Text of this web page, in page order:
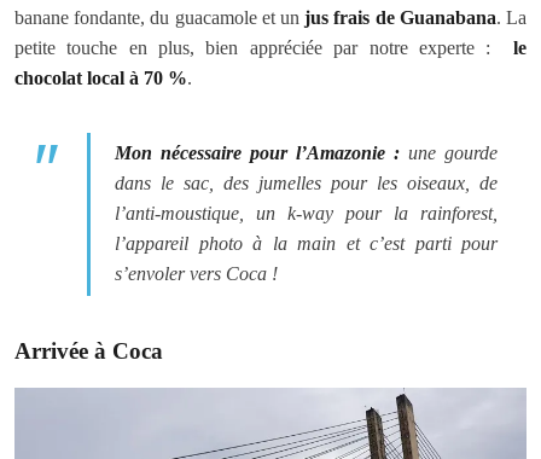
banane fondante, du guacamole et unjus frais de Guanabana. La
petite touche en plus, bien appréciée par notre experte : le
chocolat local à 70 %.
Mon nécessaire pour l’Amazonie : une gourde
dans le sac, des jumelles pour les oiseaux, de
l’anti-moustique, un k-way pour la rainforest,
l’appareil photo à la main et c’est parti pour
s’envoler vers Coca !
Arrivée à Coca